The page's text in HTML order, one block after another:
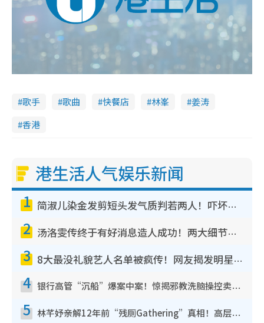
歌手 歌曲 快餐店 林峯
姜涛
香港
港生活人气娱乐新闻
1 简淑儿染金发剪短头发气质判若两人！吓坏老公麦大力都认不出：“你做什么？”
2 汤洛雯传终于有好消息造人成功！两大细节曝孕味极浓引猜测：大肚婆先会咁！
3 8大最没礼貌艺人名单被疯传！网友揭发明星真面目，一致数落这一位是无品天花板？
4 银行高管“沉船”爆案中案！惊揭邪教洗脑操控卖淫被吞600万，幕后黑手讲多错多
5 林芊妤亲解12年前“残厕Gathering”真相！高层解约一句话重创尊严，至今拒返TVB